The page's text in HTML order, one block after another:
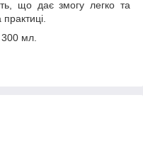
що дає змогу легко та
мл.